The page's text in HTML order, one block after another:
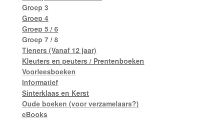
Groep 3
Groep 4
Groep 5 / 6
Groep 7 / 8
Tieners (Vanaf 12 jaar)
Kleuters en peuters / Prentenboeken
Voorleesboeken
Informatief
Sinterklaas en Kerst
Oude boeken (voor verzamelaars?)
eBooks